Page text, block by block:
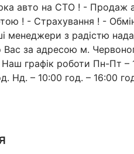
авто на СТО ! - Продаж
! - Страхування ! -
менеджери з радістю
Вас за адресою м.
графік роботи Пн-Пт –
Нд. – 10:00 год. – 16:00